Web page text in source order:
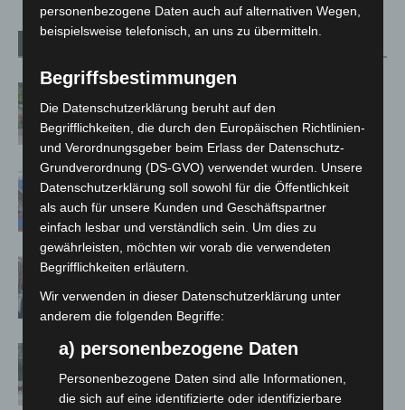
Region Hannover: 21 neue
Notfallsanitäter starten beim Roten
Kreuz
Mann läuft mit Hockeyschläger über
A7 – Polizei sucht Zeugen
Celle: Mensch stirbt bei Bagger-Unfall
auf Baustelle
Gasleitung bei McDonald’s-Umbau in
Langenhagen beschädigt
personenbezogene Daten auch auf alternativen Wegen,
beispielsweise telefonisch, an uns zu übermitteln.
Begriffsbestimmungen
Die Datenschutzerklärung beruht auf den
Begrifflichkeiten, die durch den Europäischen Richtlinien-
und Verordnungsgeber beim Erlass der Datenschutz-
Grundverordnung (DS-GVO) verwendet wurden. Unsere
Datenschutzerklärung soll sowohl für die Öffentlichkeit
als auch für unsere Kunden und Geschäftspartner
einfach lesbar und verständlich sein. Um dies zu
gewährleisten, möchten wir vorab die verwendeten
Begrifflichkeiten erläutern.
Wir verwenden in dieser Datenschutzerklärung unter
anderem die folgenden Begriffe:
a) personenbezogene Daten
Personenbezogene Daten sind alle Informationen,
die sich auf eine identifizierte oder identifizierbare